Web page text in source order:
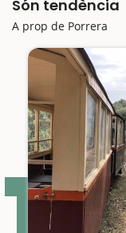
Són tendència
A prop de Porrera